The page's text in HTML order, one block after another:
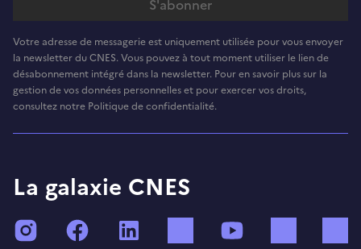
Votre adresse de messagerie est uniquement utilisée pour vous envoyer
la newsletter du CNES. Vous pouvez à tout moment utiliser le lien de
désabonnement intégré dans la newsletter. Pour en savoir plus sur la
gestion de vos données personnelles et pour exercer vos droits,
consultez notre Politique de confidentialité.
La galaxie CNES
InstagramFacebook TikTok